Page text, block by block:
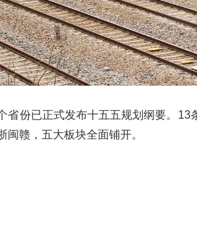
份已正式发布十五五规划纲要。13
赣，五大板块全面铺开。